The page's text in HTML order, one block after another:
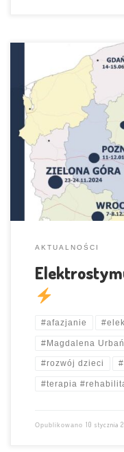
Nowy Rok
i ruszamy z
Zobacz, jakie miasta
AKTUALNOŚCI
#afazjanie
#Magdalena
#rozwój dzieci
#terapia
Opublikowano 10 stycznia